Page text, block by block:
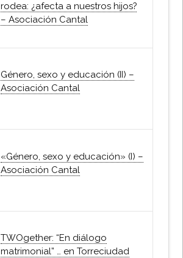
rodea: ¿afecta a nuestros hijos?
– Asociación Cantal
Género, sexo y educación (II) –
Asociación Cantal
«Género, sexo y educación» (I) –
Asociación Cantal
TWOgether: “En diálogo
matrimonial” … en Torreciudad